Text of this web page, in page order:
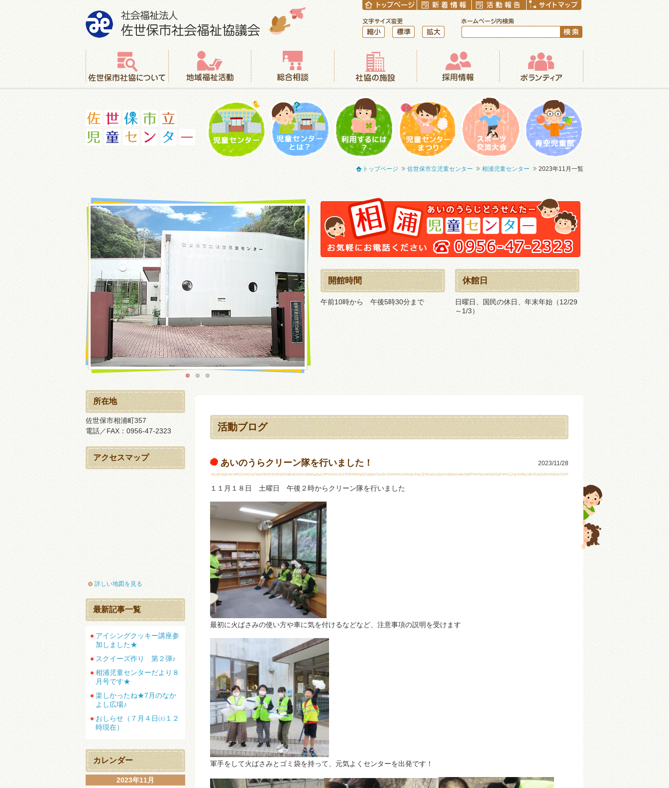
社会福祉法人 佐世保市社会福祉協議会
縮小 標準
佐世保市社協について 地域福祉活動 総合相談 社協の施設 採用情報 ボランティア
トップページ
佐世保市立児童センター 相浦児童センター 2023年11月一覧
開館時間
午前10時から 午後5時30分まで
休館日
日曜日、国民の休日、年末年始（12/29
～1/3）
活動ブログ
あいのうらクリーン隊を行いました！ 2023/11/28
１１月１８日 土曜日 午後２時からクリーン隊を行いました
最初に火ばさみの使い方や車に気を付けるなどなど、注意事項の説明を受けます
軍手をして火ばさみとゴミ袋を持って、元気よくセンターを出発です！
所在地
佐世保市相浦町357
電話／FAX：0956-47-2323
アクセスマップ
詳しい地図を見る
最新記事一覧
アイシングクッキー講座参
加しました★
スクイーズ作り 第２弾♪
相浦児童センターだより８
月号です★
楽しかったね★7月のなか
よし広場♪
おしらせ（７月４日㈯１２
時現在）
カレンダー
2023年11月